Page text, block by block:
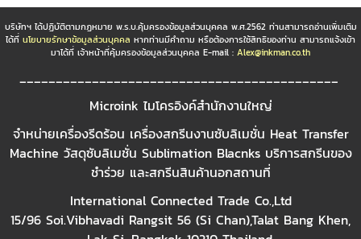
บริษัทฯ ได้ปฏิบัติตามกฏหมาย พ.ร.บ.คุ้มครองข้อมูลส่วนบุคคล พ.ศ.2562 ท่านสามารถอ่านเพิ่มเติม
ได้ที่ นโยบายรักษาข้อมูลส่วนบุคคล หากท่านมีคำถาม หรือต้องการใช้สิทธิของท่าน สามารถแจ้งเข้า
มาได้ที่ เจ้าหน้าที่คุ้มครองข้อมูลส่วนบุคคล E-mail : Alex@inkman.co.th
____________________________________________
Microink ไมโครอิงค์สำนักงานใหญ่
จำหน่ายเครื่องรีดร้อน เครื่องสกรีนงานซับลิเมชั่น Heat Transfer
Machine วัสดุซับลิเมชั่น Sublimation Blacnks บริการสกรีนของ
ชำร่วย และสกรีนสินค้านอกสถานที่
International Connected Trade Co.,Ltd
15/96 Soi.Vibhavadi Rangsit 56 (Si Chan),Talat Bang Khen,